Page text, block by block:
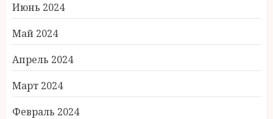
Июнь 2024
Май 2024
Апрель 2024
Март 2024
Февраль 2024